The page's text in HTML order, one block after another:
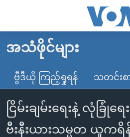
လွယ်ကူ
သည့်
Link
များ
ပင်မ
မူလစာမျက်နှာ
မြန်မာ
ကမ္ဘာ့သတင်းများ
နိုင်ငံတကာ
အမေရိကန်
ဗွီဒီယို
သတင်းလွတ်လပ်ခွင့်
အသံဖိုင်များ
ဗွီဒီယို ကြည့်ရှုရန် သတင်းစ
ငြိမ်းချမ်းရေးနဲ့ လုံခြုံ
ဗီးနီးယားသမ္မတ ယူက